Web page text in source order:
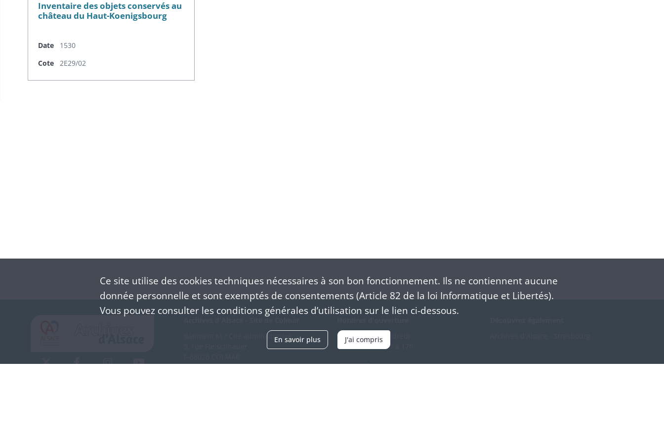
Inventaire des objets conservés au
château du Haut-Koenigsbourg
Date
1530
Cote
2E29/02
Bâtiment M / Cité administrative
(+33) 3 89 21 97 00
Du mardi au vendredi
en continu de 9h à 17h
Ce site utilise des cookiestechniques nécessaires à son bon fonctionnement. Ils ne contiennent aucune
donnée personnelle et sont exemptés de consentements (Article 82 de la loi Informatique et Libertés).
Vous pouvez consulter les conditions générales d’utilisation sur le lien ci-dessous.
En savoir plus J'ai compris